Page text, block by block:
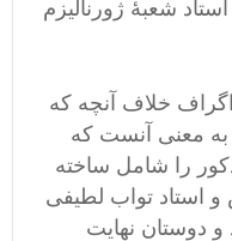
شعبۀ ژورنالیزم
خلاف آنچه که
معنی آنست که
را شامل ساخته
و استاد تواب لطیفی
دوستان نهایت